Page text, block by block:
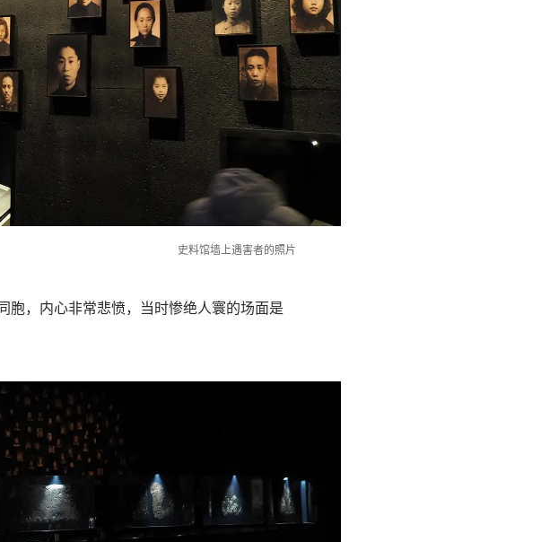
史料馆墙上遇害者的照片
胞，内心非常悲愤，当时惨绝人寰的场面是